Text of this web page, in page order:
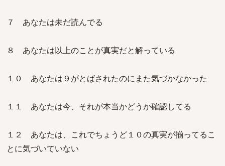
７ あなたは未だ読んでる
８ あなたは以上のことが真実だと解っている
１０ あなたは９がとばされたのにまた気づかなかった
１１ あなたは今、それが本当かどうか確認してる
１２ あなたは、これでちょうど１０の真実が揃ってるこ
とに気づいていない